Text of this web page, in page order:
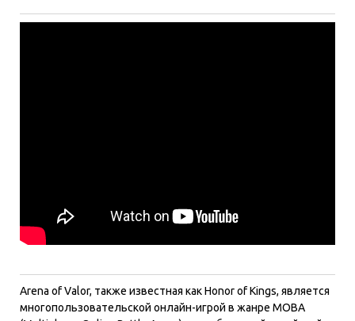
Arena of Valor, также известная как Honor of Kings, является
многопользовательской онлайн-игрой в жанре MOBA